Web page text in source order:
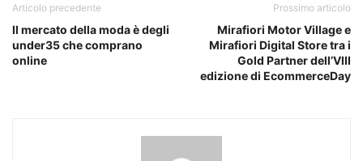
Articolo precedente
Il mercato della moda è degli
under35 che comprano
online
Prossimo articolo
Mirafiori Motor Village e
Mirafiori Digital Store tra i
Gold Partner dell’VIII
edizione di EcommerceDay